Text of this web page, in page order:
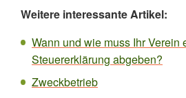
Weitere interessante Artikel:
Wann und wie muss Ihr Verein
Steuererklärung abgeben?
Zweckbetrieb